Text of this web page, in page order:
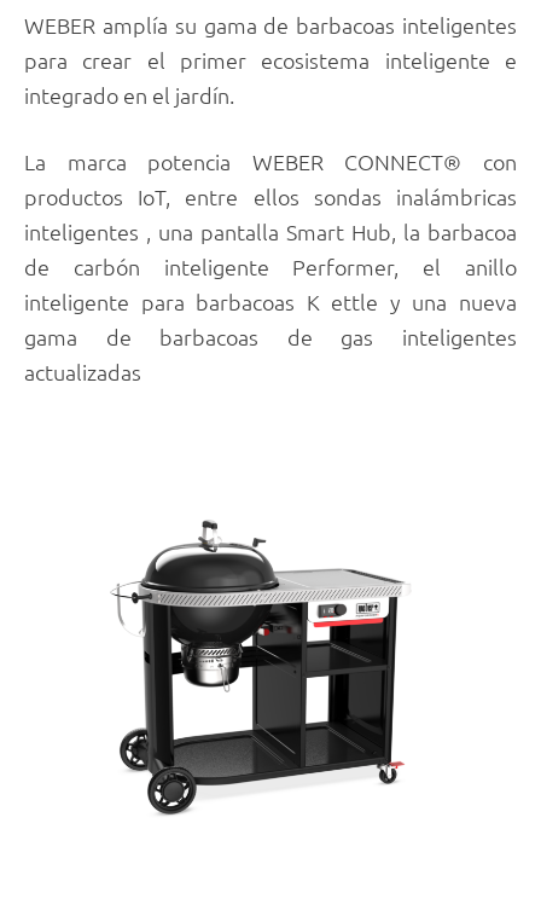
WEBER amplía su gama de barbacoas inteligentes
para crear el primer ecosistema inteligente e
integrado en el jardín.
La marca potencia WEBER CONNECT® con
productos IoT, entre ellos sondas inalámbricas
inteligentes , una pantalla Smart Hub, la barbacoa
de carbón inteligente Performer, el anillo
inteligente para barbacoas K ettle y una nueva
gama de barbacoas de gas inteligentes
actualizadas